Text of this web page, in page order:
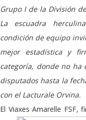
Grupo I de la División
La escuadra
condición de equipo
mejor estadística y
categoría, donde no
disputados hasta la
con el Lacturale Orvina.
El Viaxes Amarelle FSF,